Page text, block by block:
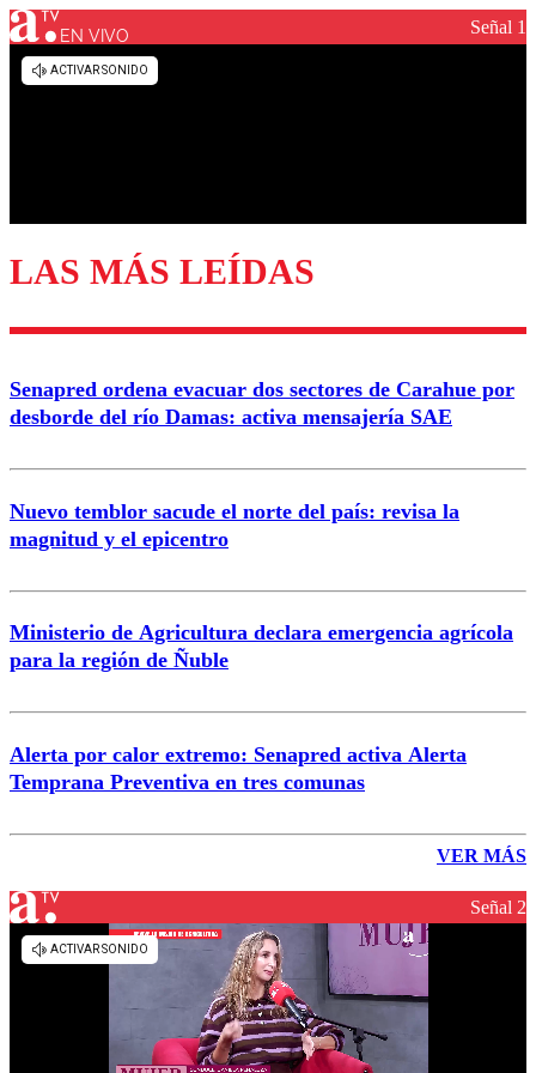
EN VIVO Señal 1
LAS MÁS LEÍDAS
Senapred ordena evacuar dos sectores de Carahue por
desborde del río Damas: activa mensajería SAE
Nuevo temblor sacude el norte del país: revisa la
magnitud y el epicentro
Ministerio de Agricultura declara emergencia agrícola
para la región de Ñuble
Alerta por calor extremo: Senapred activa Alerta
Temprana Preventiva en tres comunas
VER MÁS
Señal 2